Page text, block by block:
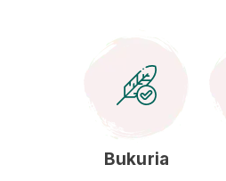
Bukuria